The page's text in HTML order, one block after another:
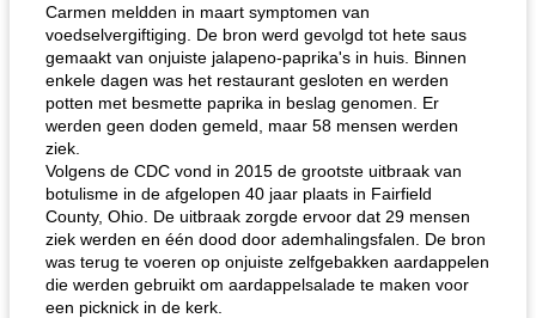
Carmen meldden in maart symptomen van
voedselvergiftiging. De bron werd gevolgd tot hete saus
gemaakt van onjuiste jalapeno-paprika's in huis. Binnen
enkele dagen was het restaurant gesloten en werden
potten met besmette paprika in beslag genomen. Er
werden geen doden gemeld, maar 58 mensen werden
ziek.
Volgens de CDC vond in 2015 de grootste uitbraak van
botulisme in de afgelopen 40 jaar plaats in Fairfield
County, Ohio. De uitbraak zorgde ervoor dat 29 mensen
ziek werden en één dood door ademhalingsfalen. De bron
was terug te voeren op onjuiste zelfgebakken aardappelen
die werden gebruikt om aardappelsalade te maken voor
een picknick in de kerk.